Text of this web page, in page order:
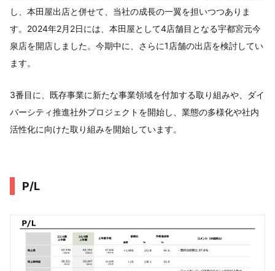
し、本田屋出店と併せて、当社の成長の一翼を担いつつありま
す。2024年2月2日には、本田屋として4店舗目となる宇都宮元今
泉店を開店しました。今期中に、さらに1店舗の出店を検討してい
ます。
3番目に、既存事業に新たな事業領域を付加する取り組みや、ダイ
バーシティ推進社外プロジェクトを開始し、業態の多様化や社内
活性化に向けた取り組みを開始しています。
P/L